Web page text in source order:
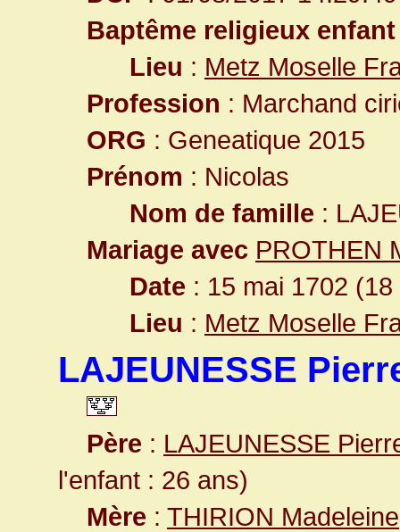
Baptême religieux enfant
Lieu : Metz Moselle
Profession : Marchand
ORG : Geneatique 2015
Prénom : Nicolas
Nom de famille :
Mariage avec PROTHEN
Date : 15 mai 1702
Lieu : Metz Moselle
LAJEUNESSE
Père : LAJEUNESSE
l'enfant : 26 ans)
Mère : THIRION Madeleine